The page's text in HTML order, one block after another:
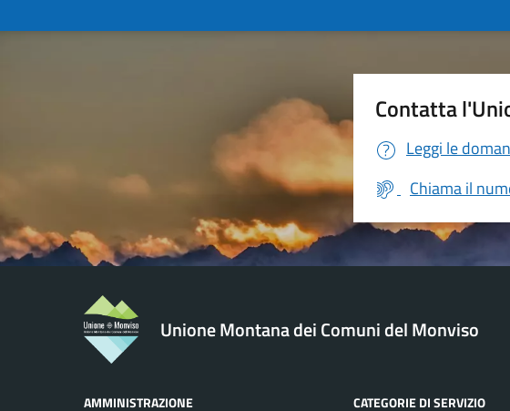
Contatta
Leggi le
Chiama il
Unione Montana dei Comuni del Monviso
AMMINISTRAZIONE CATEGORIE DI SERVIZIO